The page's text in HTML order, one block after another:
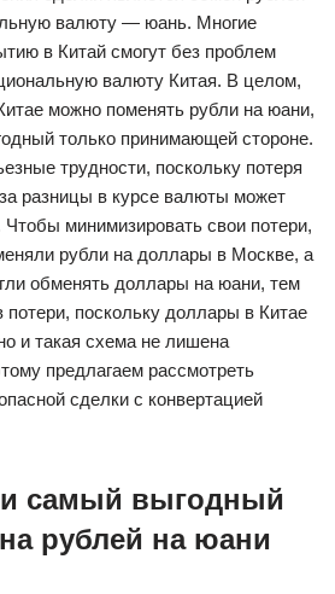
валюту — юань. Многие
в Китай смогут без проблем
валюту Китая. В целом,
можно поменять рубли на юани,
только принимающей стороне.
трудности, поскольку потеря
разницы в курсе валюты может
минимизировать свои потери,
рубли на доллары в Москве, а
обменять доллары на юани, тем
поскольку доллары в Китае
и такая схема не лишена
предлагаем рассмотреть
сделки с конвертацией
самый выгодный
рублей на юани